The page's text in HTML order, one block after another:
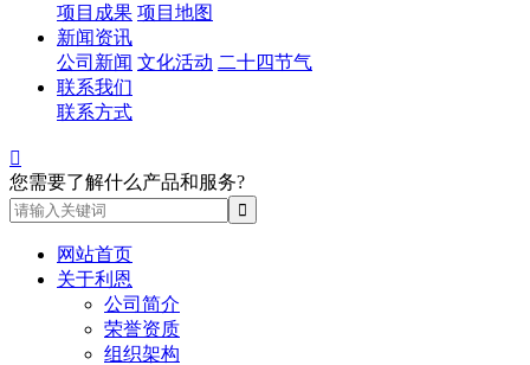
项目成果 项目地图
新闻资讯
公司新闻 文化活动 二十四节气
联系我们
联系方式

您需要了解什么产品和服务?
网站首页
关于利恩
公司简介
荣誉资质
组织架构